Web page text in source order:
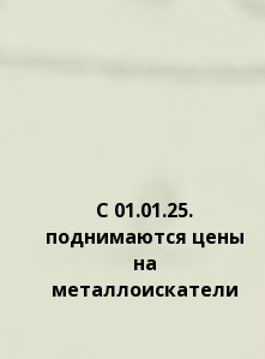
С 01.01.25.
поднимаются цены
на
металлоискатели